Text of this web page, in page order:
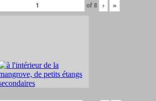
of8 › »